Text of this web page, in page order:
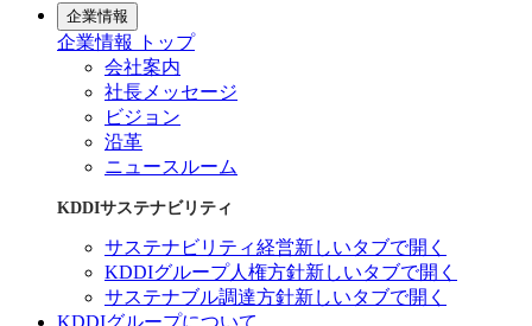
企業情報
企業情報 トップ
会社案内
社長メッセージ
ビジョン
沿革
ニュースルーム
KDDIサステナビリティ
サステナビリティ経営新しいタブで開く
KDDIグループ人権方針新しいタブで開く
サステナブル調達方針新しいタブで開く